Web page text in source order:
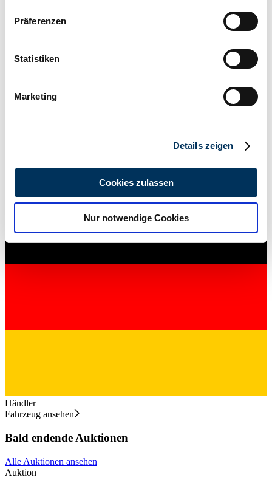
Informationen über Ihre geografische Lage
können
bestimmten Merkmalen (Fingerprinting) identifizieren
Erfahren Sie mehr darüber, wie Ihre persönlichen Daten
analysieren. Außerdem geben wir Informationen zu Ihrer
Verwendung unserer Website an unsere Partner für
soziale Medien, Werbung und Analysen weiter. Unsere
weiteren Daten zusammen, die Sie ihnen bereitgestellt
Präferenzen
Statistiken
Marketing
Details zeigen
Cookies zulassen
Nur notwendige Cookies
Händler
Händler
Fahrzeug ansehen
Bald endende Auktionen
Alle Auktionen ansehen
Auktion